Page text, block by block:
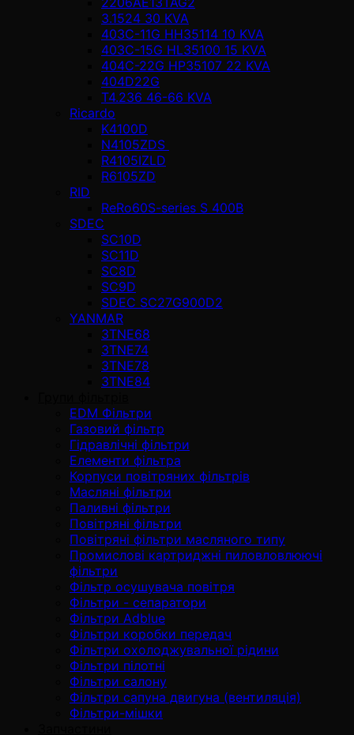
3.1524 30 KVA
403C-11G HH35114 10 KVA
403C-15G HL35100 15 KVA
404C-22G HP35107 22 KVA
404D22G
T4.236 46-66 KVA
Ricardo
K4100D
N4105ZDS
R4105IZLD
R6105ZD
RID
ReRo60S-series S 400В
SDEC
SC10D
SC11D
SC8D
SC9D
SDEC SC27G900D2
YANMAR
3TNE68
3TNE74
3TNE78
3TNE84
EDM Фільтри
Газовий фільтр
Гідравлічні фільтри
Елементи фільтра
Корпуси повітряних фільтрів
Масляні фільтри
Паливні фільтри
Повітряні фільтри
Повітряні фільтри масляного типу
Промислові картриджні пиловловлюючі
фільтри
Фільтр осушувача повітря
Фільтри - сепаратори
Фільтри Adblue
Фільтри коробки передач
Фільтри охолоджувальної рідини
Фільтри пілотні
Фільтри салону
Фільтри сапуна двигуна (вентиляція)
Фільтри-мішки